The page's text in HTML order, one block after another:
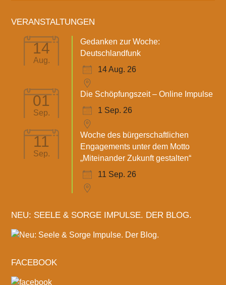
VERANSTALTUNGEN
14
Aug.
Gedanken zur Woche:
Deutschlandfunk
14 Aug. 26
01
Sep.
Die Schöpfungszeit – Online Impulse
1 Sep. 26
11
Sep.
Woche des bürgerschaftlichen
Engagements unter dem Motto
„Miteinander Zukunft gestalten“
11 Sep. 26
NEU: SEELE & SORGE IMPULSE. DER BLOG.
FACEBOOK